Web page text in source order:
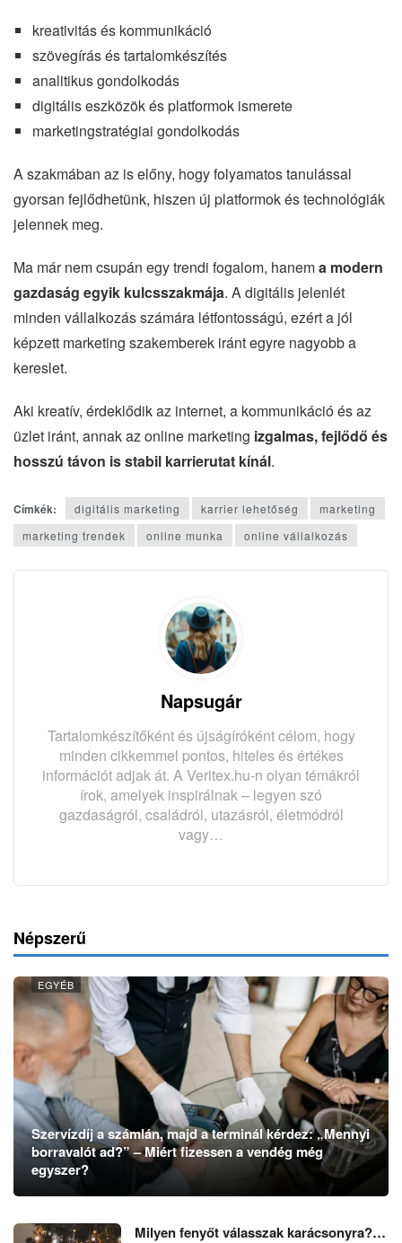
kreativitás és kommunikáció
szövegírás és tartalomkészítés
analitikus gondolkodás
digitális eszközök és platformok ismerete
marketingstratégiai gondolkodás
A szakmában az is előny, hogy folyamatos tanulással
gyorsan fejlődhetünk, hiszen új platformok és technológiák
jelennek meg.
Ma már nem csupán egy trendi fogalom, hanema modern
gazdaság egyik kulcsszakmája. A digitális jelenlét
minden vállalkozás számára létfontosságú, ezért a jól
képzett marketing szakemberek iránt egyre nagyobb a
kereslet.
Aki kreatív, érdeklődik az internet, a kommunikáció és az
üzlet iránt, annak az online marketing izgalmas, fejlődő és
hosszú távon is stabil karrierutat kínál.
Címkék: digitális marketing karrier lehetőség
marketing
marketing trendek
online munka online vállalkozás
Napsugár
Tartalomkészítőként és újságíróként célom, hogy
minden cikkemmel pontos, hiteles és értékes
információt adjak át. A Veritex.hu-n olyan témákról
írok, amelyek inspirálnak – legyen szó
gazdaságról, családról, utazásról, életmódról
vagy…
Népszerű
EGYÉB
Szervízdíj a számlán, majd a terminál kérdez: „Mennyi
borravalót ad?” – Miért fizessen a vendég még
egyszer?
Milyen fenyőt válasszak karácsonyra?…